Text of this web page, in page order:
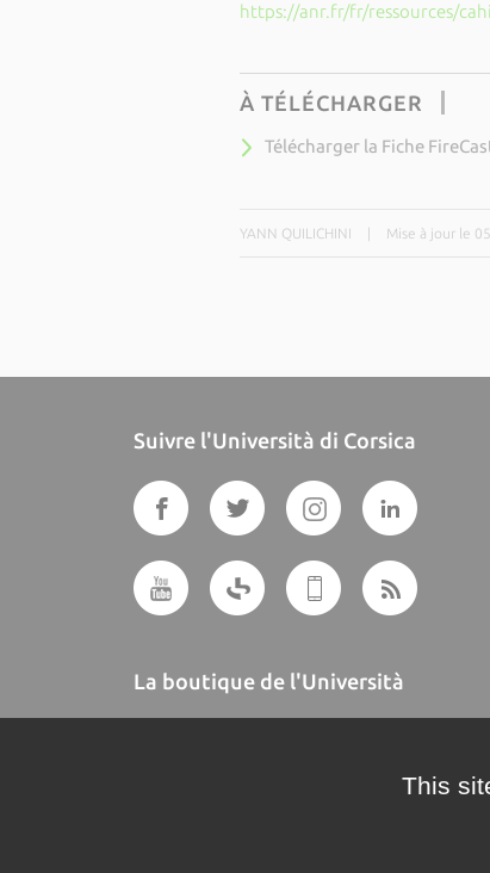
https://anr.fr/fr/ressources/
À TÉLÉCHARGER
Télécharger la Fiche
YANN QUILICHINI Mise à jour le
Suivre l'Università di Corsica
La boutique de l'Università
This